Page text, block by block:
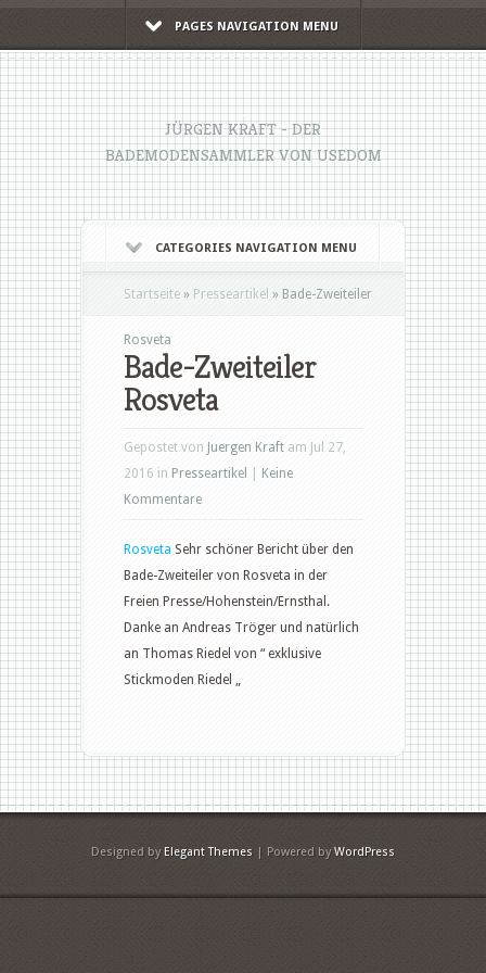
PAGES NAVIGATION MENU
JÜRGEN KRAFT - DER
BADEMODENSAMMLER VON USEDOM
CATEGORIES NAVIGATION MENU
Startseite » Presseartikel » Bade-Zweiteiler
Rosveta
Bade-Zweiteiler
Rosveta
Gepostet von Juergen Kraft am Jul 27,
2016 in Presseartikel
Keine
Kommentare
Rosveta Sehr schöner Bericht über den
Bade-Zweiteiler von Rosveta in der
Freien Presse/Hohenstein/Ernsthal.
Danke an Andreas Tröger und natürlich
an Thomas Riedel von “ exklusive
Stickmoden Riedel „
Designed by Elegant Themes | Powered byWordPress